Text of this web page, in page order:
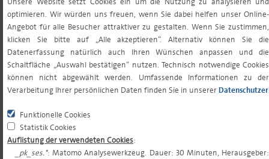
optimieren. Wir würden uns freuen, wenn Sie dabei helfen unser Online-
Angebot für alle Besucher attraktiver zu gestalten. Wenn Sie zustimmen,
klicken Sie bitte auf „Alle akzeptieren“. Alternativ können Sie die
Datenerfassung natürlich auch Ihren Wünschen anpassen und die
Schaltfläche „Auswahl bestätigen“ nutzen. Technisch notwendige Cookies
können nicht abgewählt werden. Umfassende Informationen zu der
Verarbeitung Ihrer persönlichen Daten finden Sie in unserer
Funktionelle Cookies
Statistik Cookies
Auflistung der verwendeten Cookies:
_pk_ses.*: Matomo Analysewerkzeug. Dauer: 30 Minuten, Herausgeber:
VERWALTUNGSVERGÜTUNG
P.A. ZZT.
1,035% (MAX.
2,000%)
VERWAHRSTELLENVERGÜTUNG
P.A. ZZT.¹
0,07100 (MAX.
0,238%)
VERWAHRSTELLE
MINDESTVERGÜTUNG P.A.¹